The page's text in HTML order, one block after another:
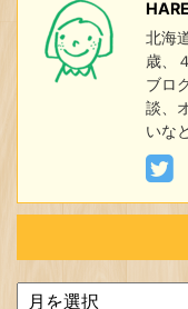
北海
歳、
ブロ
談、
いな